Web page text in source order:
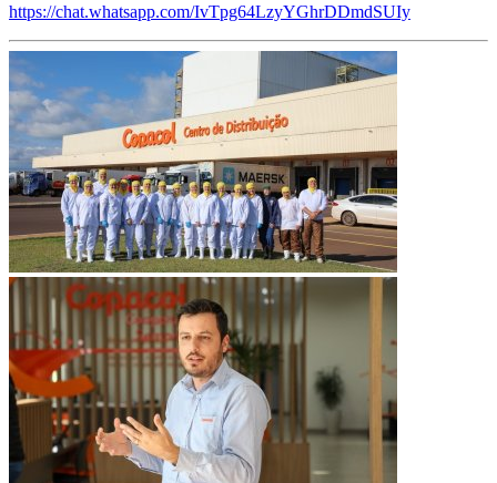
https://chat.whatsapp.com/IvTpg64LzyYGhrDDmdSUIy